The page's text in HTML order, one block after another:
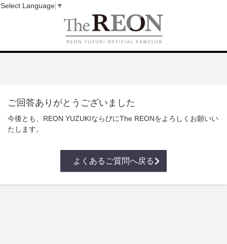
ご回答ありがとうございました
今後とも、REON YUZUKIならびにThe REONをよろしくお願いい
たします。
よくあるご質問へ戻る
Select Language ▼